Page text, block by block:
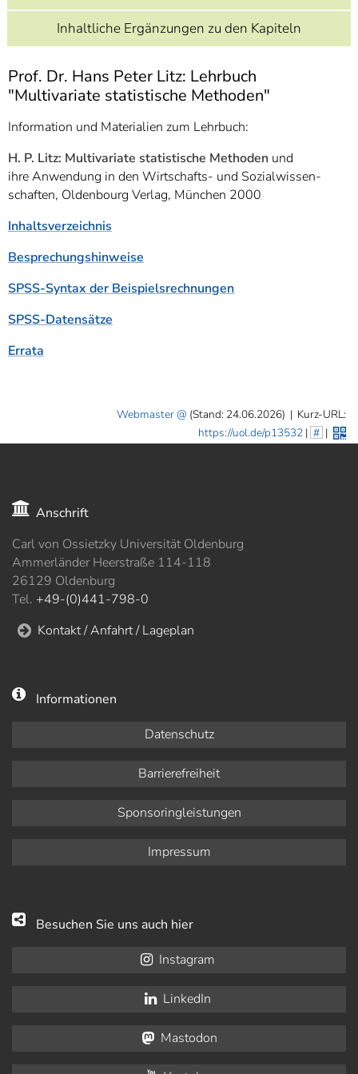
Informationen zur
Barrierefreiheit
Inhaltliche Ergänzungen zu den Kapiteln
Prof. Dr. Hans Peter Litz: Lehrbuch
"Multivariate statistische Methoden"
Information und Materialien zum Lehrbuch:
H. P. Litz: Multivariate statistische Methoden und
ihre Anwendung in den Wirtschafts- und Sozialwissen-
schaften, Oldenbourg Verlag, München 2000
Inhaltsverzeichnis
Besprechungshinweise
SPSS-Syntax der Beispielsrechnungen
SPSS-Datensätze
Errata
Webmaster (Stand: 24.06.2026) | Kurz-URL:
https://uol.de/p13532| # |
Anschrift
Carl von Ossietzky Universität Oldenburg
Ammerländer Heerstraße 114-118
26129 Oldenburg
Tel. +49-(0)441-798-0
Kontakt / Anfahrt / Lageplan
Informationen
Datenschutz
Barrierefreiheit
Sponsoringleistungen
Impressum
Besuchen Sie uns auch hier
Instagram
LinkedIn
Mastodon